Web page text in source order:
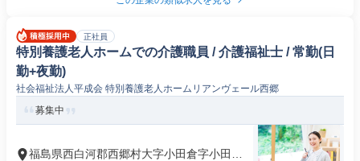
正社員
特別養護老人ホームでの介護職員 / 介護福祉士 / 常勤(日
勤+夜勤)
社会福祉法人平成会 特別養護老人ホームリアンヴェール西郷
募集中
福島県西白河郡西郷村大字小田倉字小田倉